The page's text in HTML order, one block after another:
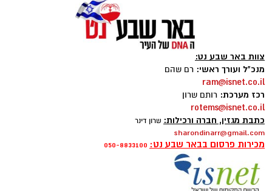
צוות באר שבע נט:
מנכ"ל ועורך ראשי: רם שהם
ram@isnet.co.il
רכז מערכת: רותם שרון
rotems@isnet.co.il
כתבת מגזין, חברה ורכילות: שרון דינר
sharondinarr@gmail.com
מכירות פרסום בבאר שבע נט: 050-8833100